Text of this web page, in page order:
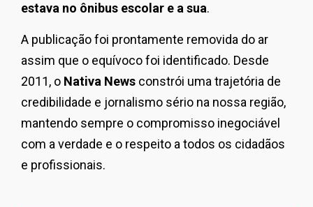
estava no ônibus escolar e a sua.
A publicação foi prontamente removida do ar
assim que o equívoco foi identificado. Desde
2011, o Nativa News constrói uma trajetória de
credibilidade e jornalismo sério na nossa região,
mantendo sempre o compromisso inegociável
com a verdade e o respeito a todos os cidadãos
e profissionais.